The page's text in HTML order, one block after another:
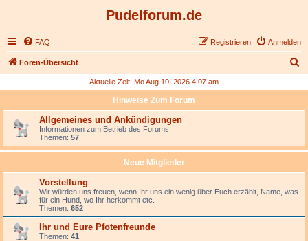
Pudelforum.de
FAQ Anmelden
Registrieren
Foren-Übersicht
h
Aktuelle Zeit: Mo Aug 10, 2026 4:07 am
Hinweise Zum Forum
Allgemeines und Ankündigungen
Informationen zum Betrieb des Forums
Themen: 57
Neue Mitglieder
Vorstellung
Wir würden uns freuen, wenn Ihr uns ein wenig über Euch erzählt, Name, was
für ein Hund, wo Ihr herkommt etc.
Themen: 652
Ihr und Eure Pfotenfreunde
Themen: 41